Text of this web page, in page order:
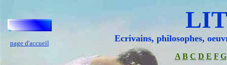
page d'accueil Ecrivains, philosophes,
A B C D E F G